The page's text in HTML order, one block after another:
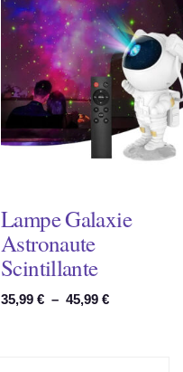
Lampe Galaxie
Astronaute
Scintillante
35,99 € – 45,99 €Plage